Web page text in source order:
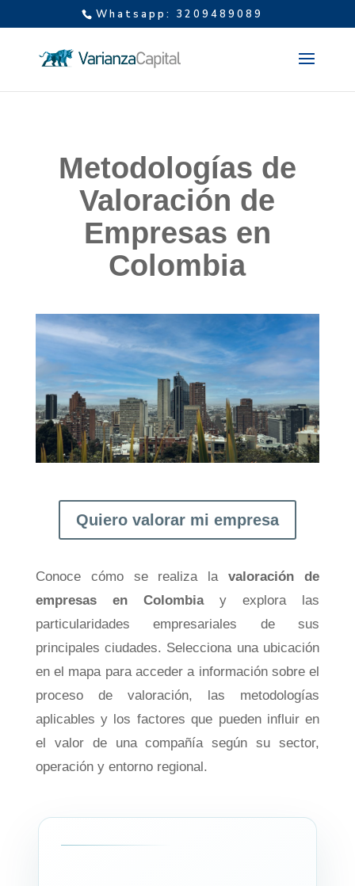
Whatsapp: 3209489089
Metodologías de
Valoración de
Empresas en
Colombia
Quiero valorar mi empresa
Conoce cómo se realiza lavaloración de
empresas en Colombiay explora las
particularidades empresariales de sus
principales ciudades. Selecciona una ubicación
en el mapa para acceder a información sobre el
proceso de valoración, las metodologías
aplicables y los factores que pueden influir en
el valor de una compañía según su sector,
operación y entorno regional.